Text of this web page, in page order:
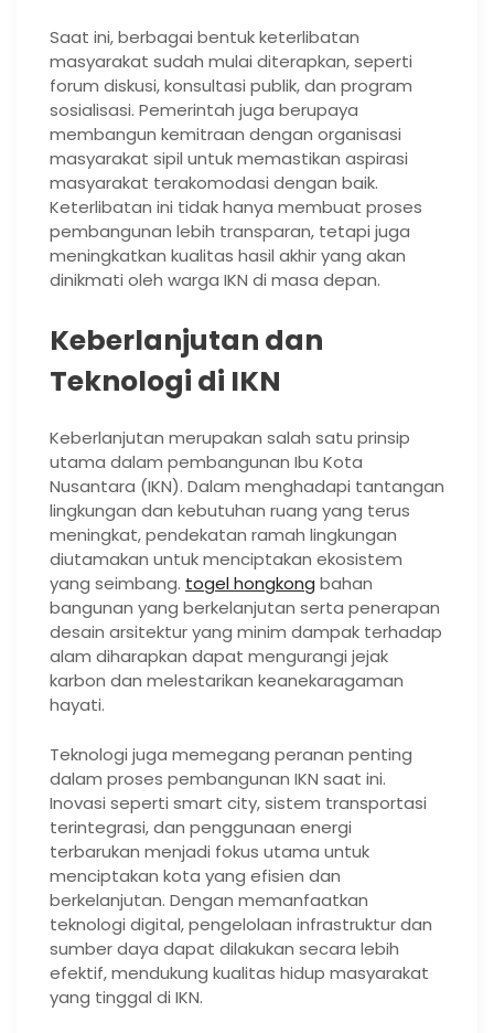
Saat ini, berbagai bentuk keterlibatan
masyarakat sudah mulai diterapkan, seperti
forum diskusi, konsultasi publik, dan program
sosialisasi. Pemerintah juga berupaya
membangun kemitraan dengan organisasi
masyarakat sipil untuk memastikan aspirasi
masyarakat terakomodasi dengan baik.
Keterlibatan ini tidak hanya membuat proses
pembangunan lebih transparan, tetapi juga
meningkatkan kualitas hasil akhir yang akan
dinikmati oleh warga IKN di masa depan.
Keberlanjutan dan
Teknologi di IKN
Keberlanjutan merupakan salah satu prinsip
utama dalam pembangunan Ibu Kota
Nusantara (IKN). Dalam menghadapi tantangan
lingkungan dan kebutuhan ruang yang terus
meningkat, pendekatan ramah lingkungan
diutamakan untuk menciptakan ekosistem
yang seimbang. togel hongkong bahan
bangunan yang berkelanjutan serta penerapan
desain arsitektur yang minim dampak terhadap
alam diharapkan dapat mengurangi jejak
karbon dan melestarikan keanekaragaman
hayati.
Teknologi juga memegang peranan penting
dalam proses pembangunan IKN saat ini.
Inovasi seperti smart city, sistem transportasi
terintegrasi, dan penggunaan energi
terbarukan menjadi fokus utama untuk
menciptakan kota yang efisien dan
berkelanjutan. Dengan memanfaatkan
teknologi digital, pengelolaan infrastruktur dan
sumber daya dapat dilakukan secara lebih
efektif, mendukung kualitas hidup masyarakat
yang tinggal di IKN.